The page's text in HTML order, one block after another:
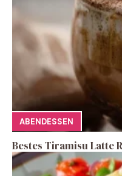
ABENDESSEN
Bestes Tiramisu Latte